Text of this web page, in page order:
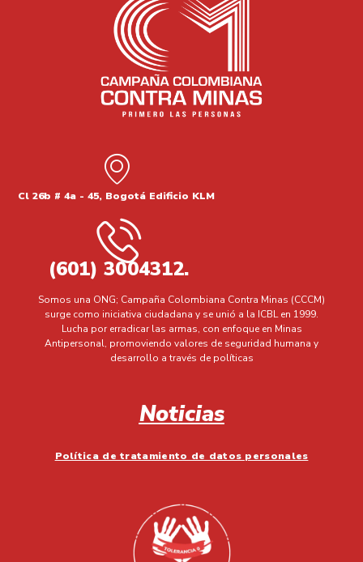
Cl 26b # 4a - 45, Bogotá Edificio KLM
(601) 3004312.
Somos una ONG; Campaña Colombiana Contra Minas (CCCM)
surge como iniciativa ciudadana y se unió a la ICBL en 1999.
Lucha por erradicar las armas, con enfoque en Minas
Antipersonal, promoviendo valores de seguridad humana y
desarrollo a través de políticas
Noticias
Política de tratamiento de datos personales